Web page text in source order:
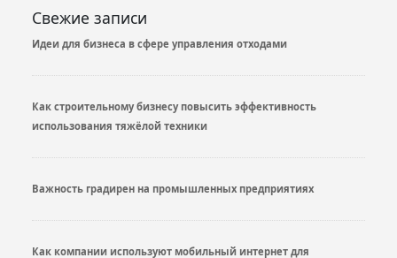
Свежие записи
Идеи для бизнеса в сфере управления отходами
Как строительному бизнесу повысить эффективность
использования тяжёлой техники
Важность градирен на промышленных предприятиях
Как компании используют мобильный интернет для